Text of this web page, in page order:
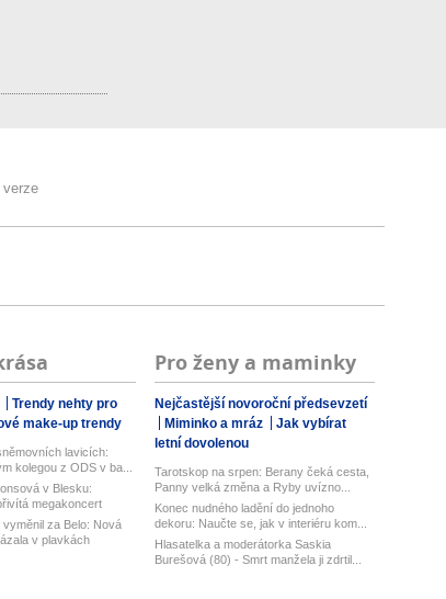
verze
Trendy nehty pro
make-up trendy
lavicích:
kolegou z ODS v ba...
v Blesku:
megakoncert
vyměnil za Belo: Nová
v plavkách
Pro ženy a maminky
Nejčastější novoroční předsevzetí
Miminko a mráz
Jak vybírat
letní dovolenou
Tarotskop na srpen: Berany čeká cesta,
Panny velká změna a Ryby uvízno...
Konec nudného ladění do jednoho
dekoru: Naučte se, jak v interiéru kom...
Hlasatelka a moderátorka Saskia
Burešová (80) - Smrt manžela ji zdrtil...